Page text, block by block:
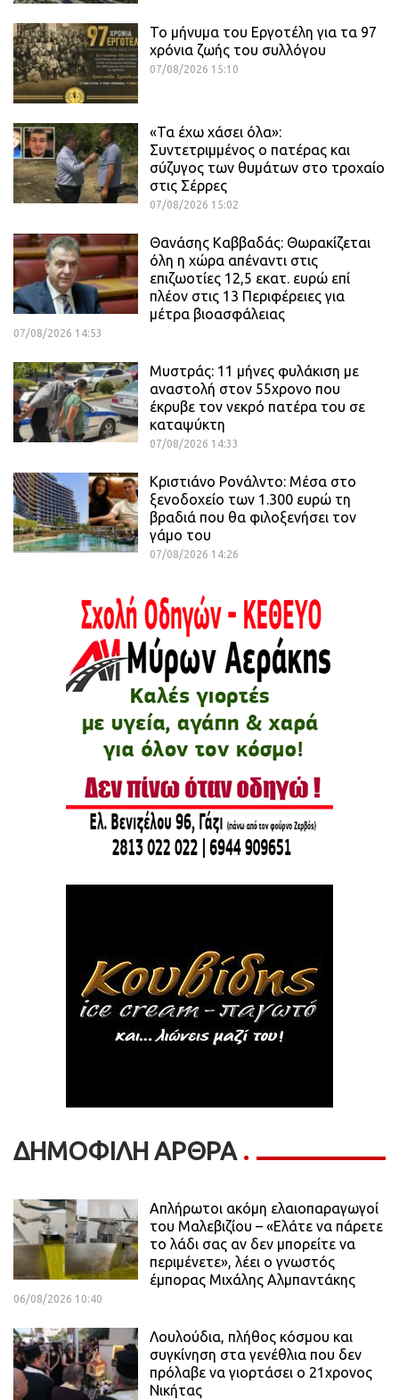
Το μήνυμα του Εργοτέλη για τα 97
χρόνια ζωής του συλλόγου
07/08/2026 15:10
«Τα έχω χάσει όλα»:
Συντετριμμένος ο πατέρας και
σύζυγος των θυμάτων στο τροχαίο
στις Σέρρες
07/08/2026 15:02
Θανάσης Καββαδάς: Θωρακίζεται
όλη η χώρα απέναντι στις
επιζωοτίες 12,5 εκατ. ευρώ επί
πλέον στις 13 Περιφέρειες για
μέτρα βιοασφάλειας
07/08/2026 14:53
Μυστράς: 11 μήνες φυλάκιση με
αναστολή στον 55χρονο που
έκρυβε τον νεκρό πατέρα του σε
καταψύκτη
07/08/2026 14:33
Κριστιάνο Ρονάλντο: Μέσα στο
ξενοδοχείο των 1.300 ευρώ τη
βραδιά που θα φιλοξενήσει τον
γάμο του
07/08/2026 14:26
ΔΗΜΟΦΙΛΗ ΑΡΘΡΑ
Απλήρωτοι ακόμη ελαιοπαραγωγοί
του Μαλεβιζίου – «Ελάτε να πάρετε
το λάδι σας αν δεν μπορείτε να
περιμένετε», λέει ο γνωστός
έμπορας Μιχάλης Αλμπαντάκης
06/08/2026 10:40
Λουλούδια, πλήθος κόσμου και
συγκίνηση στα γενέθλια που δεν
πρόλαβε να γιορτάσει ο 21χρονος
Νικήτας